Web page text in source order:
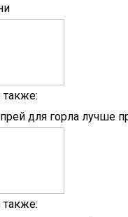
также:
для горла лучше
также: